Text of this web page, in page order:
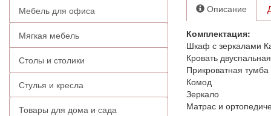
Мебель для офиса
Мягкая мебель
Столы и столики
Стулья и кресла
Товары для дома и сада
Описание
Комплектация:
Шкаф с зеркалами
Кровать
Прикроватная
Комод
Зеркало
Матрас и